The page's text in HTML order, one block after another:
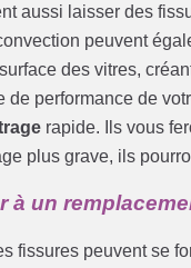
aussi laisser des
peuvent
des vitres,
de performance de
rapide. Ils vous
plus grave, ils
à un
fissures peuvent se